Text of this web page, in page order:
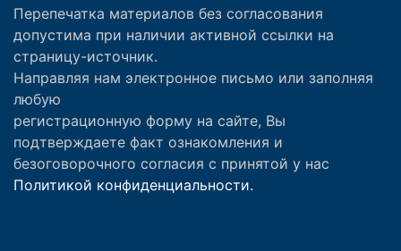
Перепечатка материалов без согласования
допустима при наличии активной ссылки на
страницу-источник.
Направляя нам электронное письмо или заполняя
любую
регистрационную форму на сайте, Вы
подтверждаете факт ознакомления и
безоговорочного согласия с принятой у нас
Политикой конфиденциальности.